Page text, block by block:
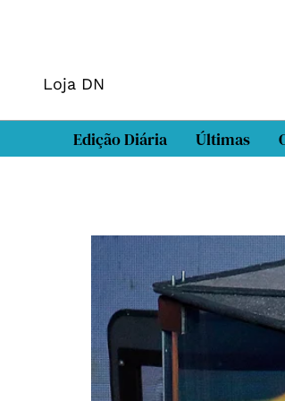
Loja DN
Edição Diária Últimas